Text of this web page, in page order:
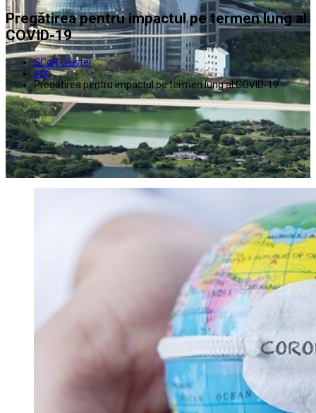
Pregătirea pentru impactul pe termen lung al
COVID-19
SCoR Cluster
Ştiri
Pregătirea pentru impactul pe termen lung al COVID-19